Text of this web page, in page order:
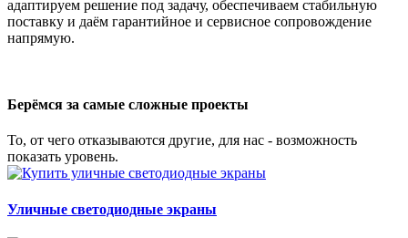
адаптируем решение под задачу, обеспечиваем стабильную
поставку и даём гарантийное и сервисное сопровождение
напрямую.
Берёмся за самые сложные проекты
То, от чего отказываются другие, для нас - возможность
показать уровень.
Уличные светодиодные экраны